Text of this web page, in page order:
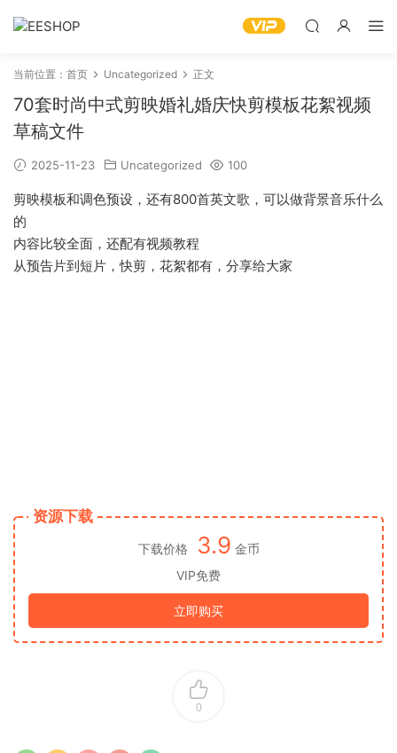
当前位置： 首页 Uncategorized 正文
70套时尚中式剪映婚礼婚庆快剪模板花絮视频
草稿文件
2025-11-23 Uncategorized 100
剪映模板和调色预设，还有800首英文歌，可以做背景音乐什么
的
内容比较全面，还配有视频教程
从预告片到短片，快剪，花絮都有，分享给大家
资源下载
下载价格 3.9 金币
VIP免费
立即购买
0